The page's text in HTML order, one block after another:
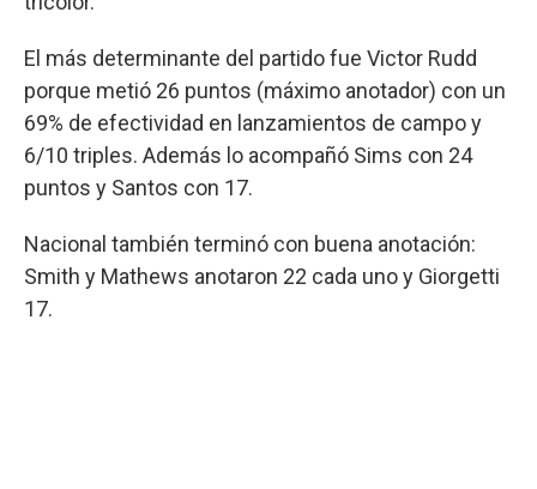
El más determinante del partido fue Victor Rudd
porque metió 26 puntos (máximo anotador) con un
69% de efectividad en lanzamientos de campo y
6/10 triples. Además lo acompañó Sims con 24
puntos y Santos con 17.
Nacional también terminó con buena anotación:
Smith y Mathews anotaron 22 cada uno y Giorgetti
17.